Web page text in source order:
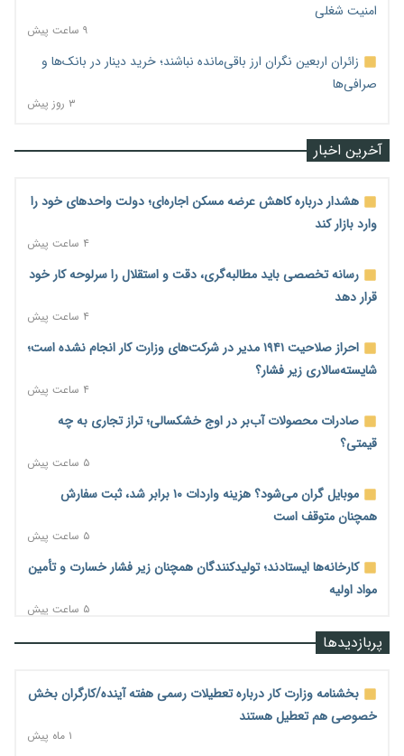
امنیت شغلی
۹ ساعت پیش
زائران اربعین نگران ارز باقی‌مانده نباشند؛ خرید دینار در بانک‌ها و
صرافی‌ها
۳ روز پیش
آخرین اخبار
هشدار درباره کاهش عرضه مسکن اجاره‌ای؛ دولت واحدهای خود را
وارد بازار کند
۴ ساعت پیش
رسانه تخصصی باید مطالبه‌گری، دقت و استقلال را سرلوحه کار خود
قرار دهد
۴ ساعت پیش
احراز صلاحیت ۱۹۴۱ مدیر در شرکت‌های وزارت کار انجام نشده است؛
شایسته‌سالاری زیر فشار؟
۴ ساعت پیش
صادرات محصولات آب‌بر در اوج خشکسالی؛ تراز تجاری به چه
قیمتی؟
۵ ساعت پیش
موبایل گران می‌شود؟ هزینه واردات ۱۰ برابر شد، ثبت سفارش
همچنان متوقف است
۵ ساعت پیش
کارخانه‌ها ایستادند؛ تولیدکنندگان همچنان زیر فشار خسارت و تأمین
مواد اولیه
۵ ساعت پیش
قیمت مسکن در دست سازنده‌های خرد؛ چگونه «عددسازی» بازار
۵ ساعت پیش
پربازدیدها
بخشنامه وزارت کار درباره تعطیلات رسمی هفته آینده/کارگران بخش
خصوصی هم تعطیل هستند
۱ ماه پیش